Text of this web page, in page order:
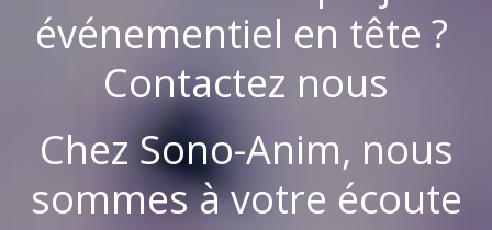
événementiel en tête ?
Contactez nous
Chez Sono-Anim, nous
sommes à votre écoute